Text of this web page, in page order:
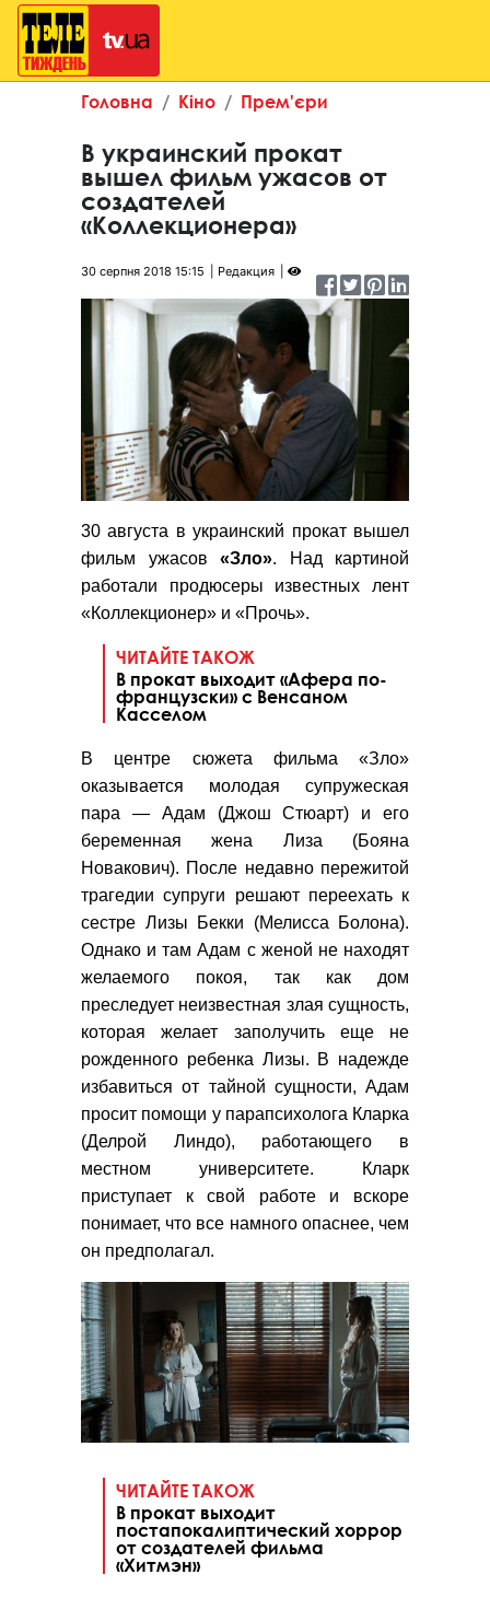
Головна Кіно Прем'єри
В украинский прокат
вышел фильм ужасов от
создателей
«Коллекционера»
30 серпня 2018 15:15 Редакция
30 августа в украинский прокат вышел
фильм ужасов «Зло». Над картиной
работали продюсеры известных лент
«Коллекционер» и «Прочь».
ЧИТАЙТЕ ТАКОЖ
В прокат выходит «Афера по-
французски» с Венсаном
Касселом
В центре сюжета фильма «Зло»
оказывается молодая супружеская
пара — Адам (Джош Стюарт) и его
беременная жена Лиза (Бояна
Новакович). После недавно пережитой
трагедии супруги решают переехать к
сестре Лизы Бекки (Мелисса Болона).
Однако и там Адам с женой не находят
желаемого покоя, так как дом
преследует неизвестная злая сущность,
которая желает заполучить еще не
рожденного ребенка Лизы. В надежде
избавиться от тайной сущности, Адам
просит помощи у парапсихолога Кларка
(Делрой Линдо), работающего в
местном университете. Кларк
приступает к свой работе и вскоре
понимает, что все намного опаснее, чем
он предполагал.
ЧИТАЙТЕ ТАКОЖ
В прокат выходит
постапокалиптический хоррор
от создателей фильма
«Хитмэн»